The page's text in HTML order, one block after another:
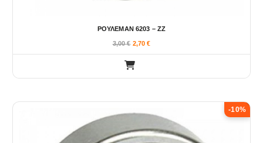
ΡΟΥΛΕΜΑΝ 6203 – ΖΖ
3,00€ 2,70€
-10%